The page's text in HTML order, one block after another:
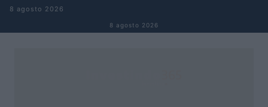
Pular para o conteúdo
8 agosto 2026
8 agosto 2026